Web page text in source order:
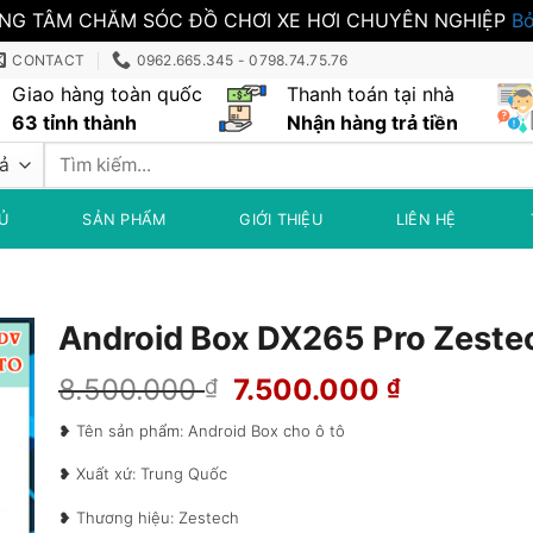
TÂM CHĂM SÓC ĐỒ CHƠI XE HƠI CHUYÊN NGHIỆP
CONTACT 0962.665.345 - 0798.74.75.76
Giao hàng toàn quốc
63 tỉnh thành
Thanh toán tại nhà
Nhận hàng trả tiền
Tìm
SẢN PHẨM GIỚI THIỆU LIÊN HỆ
Android Box DX265 Pro
8.500.000₫
Giá
gốc
là:
7.500.000₫Giá
❥ Tên sản phẩm: Android Box cho ô tô
❥ Xuất xứ: Trung Quốc
❥ Thương hiệu: Zestech